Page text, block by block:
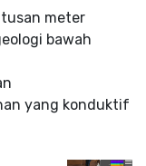
meter
bawah
yang konduktif